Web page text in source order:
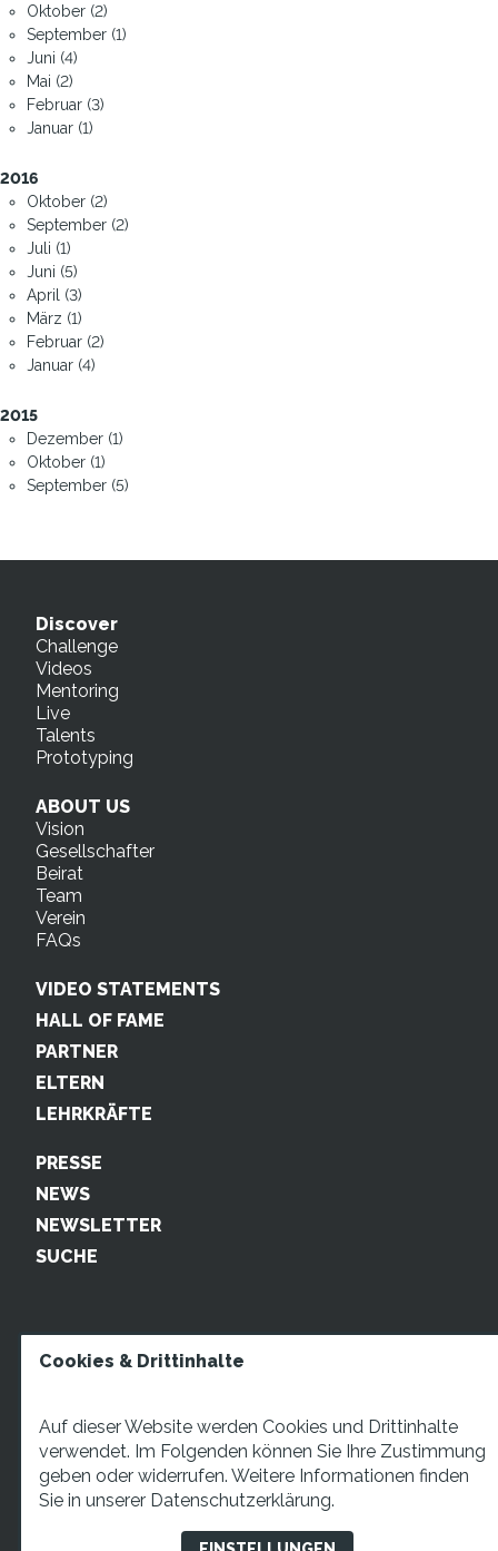
Oktober (2)
September (1)
Juni (4)
Mai (2)
Februar (3)
Januar (1)
2016
Oktober (2)
September (2)
Juli (1)
Juni (5)
April (3)
März (1)
Februar (2)
Januar (4)
2015
Dezember (1)
Oktober (1)
September (5)
Discover
Challenge
Videos
Mentoring
Live
Talents
Prototyping
ABOUT US
Vision
Gesellschafter
Beirat
Team
Verein
FAQs
VIDEO STATEMENTS
HALL OF FAME
PARTNER
ELTERN
LEHRKRÄFTE
PRESSE
NEWS
NEWSLETTER
SUCHE
STARTUP TEENS Münsterstraße 5, 59065 Hamm. Fon:
+49 2381 4870207 Mail:info@startupteens.de
Cookies & Drittinhalte
Auf dieser Website werden Cookies und Drittinhalte
verwendet. Im Folgenden können Sie Ihre Zustimmung
geben oder widerrufen. Weitere Informationen finden
Sie in unserer Datenschutzerklärung.